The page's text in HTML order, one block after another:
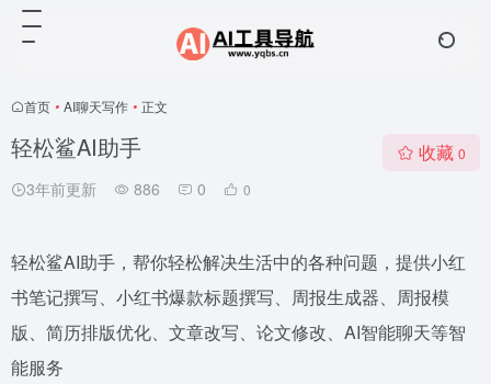
首页 • AI聊天写作 • 正文
轻松鲨AI助手
3年前更新 886 0 0
收藏 0
轻松鲨AI助手，帮你轻松解决生活中的各种问题，提供小红
书笔记撰写、小红书爆款标题撰写、周报生成器、周报模
版、简历排版优化、文章改写、论文修改、AI智能聊天等智
能服务